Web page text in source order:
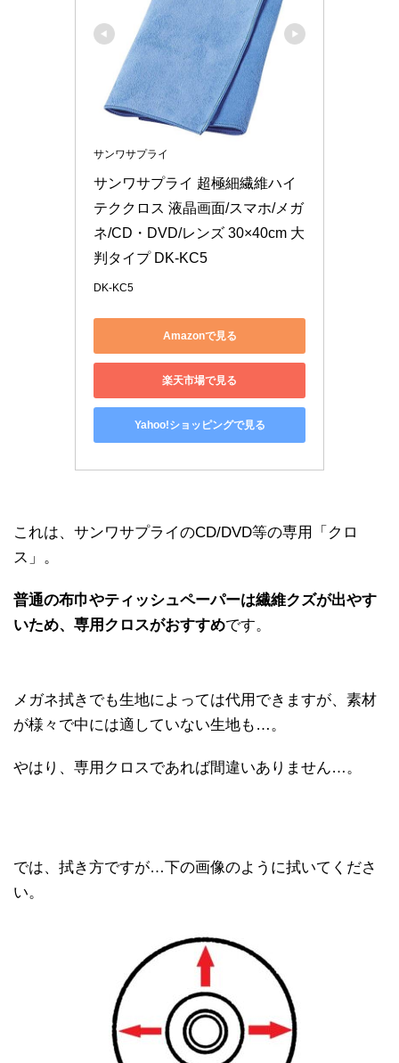
サンワサプライ
サンワサプライ 超極細繊維ハイ
テククロス 液晶画面/スマホ/メガ
ネ/CD・DVD/レンズ 30×40cm 大
判タイプ DK-KC5
DK-KC5
Amazonで見る
楽天市場で見る
Yahoo!ショッピングで見る
これは、サンワサプライのCD/DVD等の専用「クロ
ス」。
普通の布巾やティッシュペーパーは繊維クズが出やす
いため、専用クロスがおすすめです。
メガネ拭きでも生地によっては代用できますが、素材
が様々で中には適していない生地も…。
やはり、専用クロスであれば間違いありません…。
では、拭き方ですが…下の画像のように拭いてくださ
い。